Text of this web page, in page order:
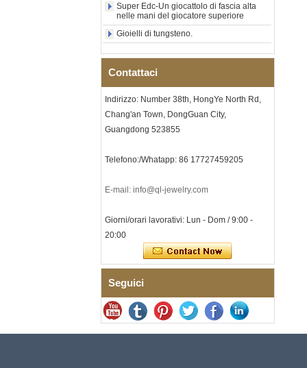
Anello in carburo di
tungsteno elettrolitico in oro
rosa da 8 mm all'ingrosso
della fabbrica, corda per
chitarra rossa e fede nuziale
schiacciato, incisione laser
interna personalizzata OEM
Bracciale da uomo a maglie I
chiusura deployante a
terapia con pietre
incorporate
acciaio inossidabile 316L in
ceramica blu zaffiro,
bracciale a maglie fini
senza soluzione di continuità
Anello da uomo in carburo di
Super Edc-Un giocattolo di fascia alta
nelle mani del giocatore superiore
Gioielli di tungsteno.
Contattaci
Indirizzo: Number 38th, HongYe North Rd,
Chang'an Town, DongGuan City,
Guangdong 523855
Telefono:/Whatapp: 86 17727459205
E-mail: info@ql-jewelry.com
Giorni/orari lavorativi: Lun - Dom / 9:00 -
20:00
Seguici